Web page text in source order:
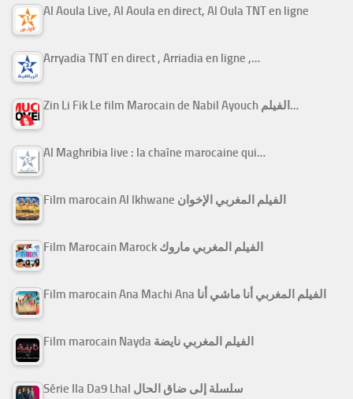
Al Aoula Live, Al Aoula en direct, Al Oula TNT en ligne
Arryadia TNT en direct , Arriadia en ligne ,…
Zin Li Fik Le film Marocain de Nabil Ayouch الفيلم…
Al Maghribia live : la chaîne marocaine qui…
Film marocain Al Ikhwane الفيلم المغربي الإخوان
Film Marocain Marock الفيلم المغربي ماروك
Film marocain Ana Machi Ana الفيلم المغربي أنا ماشي أنا
Film marocain Nayda الفيلم المغربي نايضة
Série Ila Da9 Lhal سلسلة إلى ضاق الحال